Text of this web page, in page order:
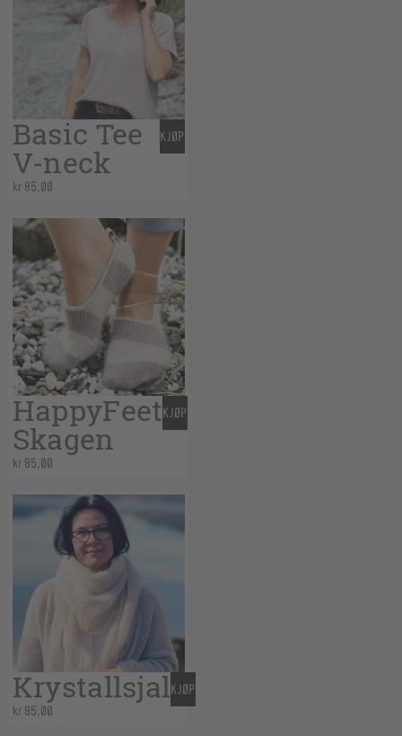
Basic Tee
V-neck
kr85,00
KJØP
HappyFeet
Skagen
kr85,00
KJØP
Krystallsjal
kr85,00
KJØP